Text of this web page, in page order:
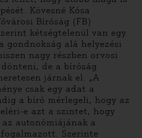
Kövesné Kósa
Bíróság (FB)
kétségtelenül van egy
gondnokság alá helyezési
nagy részben orvosi
de a bíróság
járnak el. „A
csak egy adat a
a bíró mérlegeli, hogy az
e azt a szintet, hogy
az autonómiájának a
fogalmazott. Szerinte